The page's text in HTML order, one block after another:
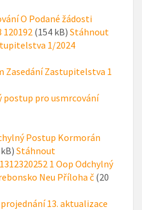
O Podané žádosti
120192 (154 kB) Stáhnout
1/2024
Zasedání Zastupitelstva 1
postup pro usmrcování
Postup Kormorán
Stáhnout
1 Oop Odchylný
Neu Příloha č (20
13. aktualizace